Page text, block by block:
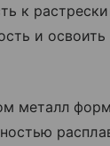
к
и
металл